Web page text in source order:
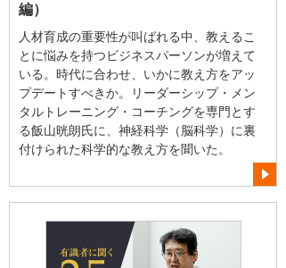
編）
人材育成の重要性が叫ばれる中、教えるこ
とに悩みを持つビジネスパーソンが増えて
いる。時代に合わせ、いかに教え方をアッ
プデートすべきか。リーダーシップ・メン
タルトレーニング・コーチングを専門とす
る飯山晄朗氏に、神経科学（脳科学）に裏
付けられた科学的な教え方を聞いた。